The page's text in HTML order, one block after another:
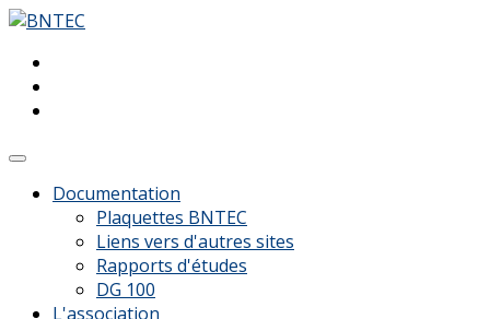
Documentation
Plaquettes BNTEC
Liens vers d'autres sites
Rapports d'études
DG 100
L'association